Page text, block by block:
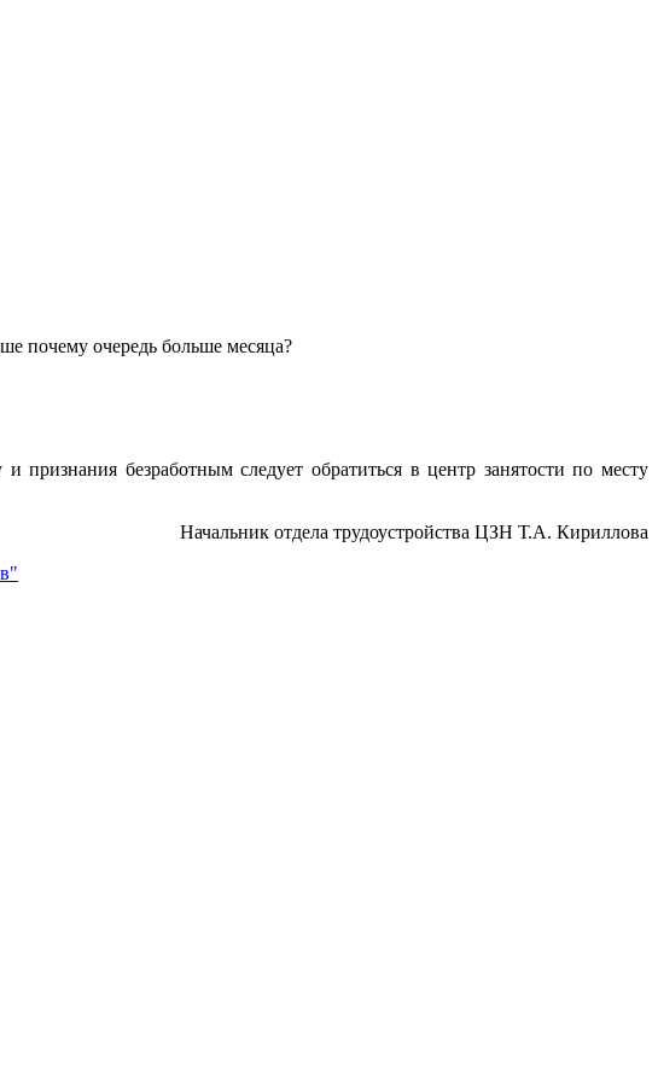
почему очередь больше месяца?
безработным следует обратиться в центр занятости по месту
Начальник отдела трудоустройства ЦЗН Т.А. Кириллова